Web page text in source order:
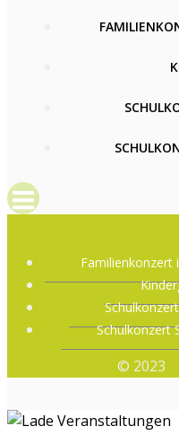
Familienkonzert
Schulkonzert
© 2023